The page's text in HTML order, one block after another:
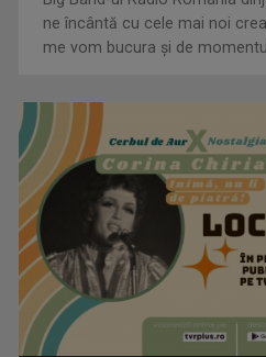
ne încântă cu cele mai noi
me vom bucura şi de momentul